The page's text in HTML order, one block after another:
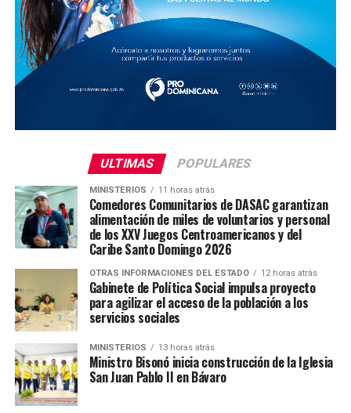
ULTIMAS POPULARES
MINISTERIOS 11 horas atrás
Comedores Comunitarios de DASAC garantizan
alimentación de miles de voluntarios y personal
de los XXV Juegos Centroamericanos y del
Caribe Santo Domingo 2026
OTRAS INFORMACIONES DEL ESTADO 12 horas atrás
Gabinete de Política Social impulsa proyecto
para agilizar el acceso de la población a los
servicios sociales
MINISTERIOS 13 horas atrás
Ministro Bisonó inicia construcción de la Iglesia
San Juan Pablo II en Bávaro